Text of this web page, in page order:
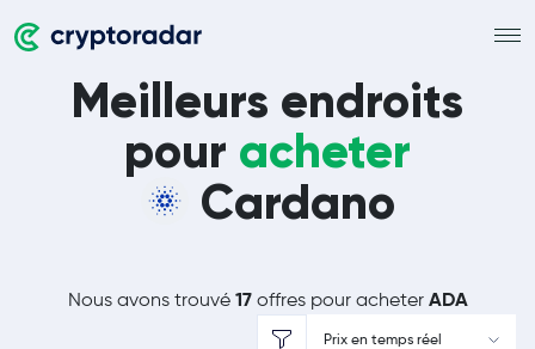
Meilleurs endroits
pour acheter
Cardano
Nous avons trouvé 17offres pour acheter ADA
Prix en temps réel